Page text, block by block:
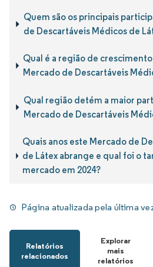
Quem são os principais
de Descartáveis Médicos de
Qual é a região de
Mercado de Descartáveis
Qual região detém a maior
Mercado de Descartáveis
Quais anos este Mercado de
de Látex abrange e qual foi o
mercado em 2024?
Página atualizada pela última
Relatórios
relacionados
Explorar
mais
relatórios